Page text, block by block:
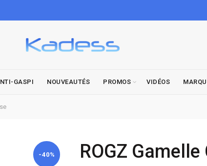
GASPI NOUVEAUTÉS PROMOS VIDÉOS
-40%
ROGZ